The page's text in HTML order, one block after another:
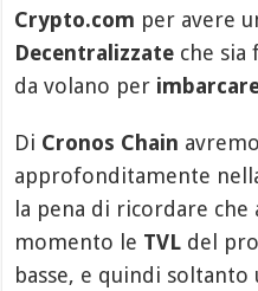
Crypto.com per avere
Decentralizzate che sia
da volano per
Di Cronos Chain
approfonditamente
la pena di ricordare
momento le TVL del
basse, e quindi